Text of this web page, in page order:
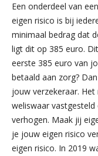
Een onderdeel van
eigen risico is bij
minimaal bedrag dat
ligt dit op 385 euro.
eerste 385 euro van
betaald aan zorg?
jouw verzekeraar.
weliswaar
verhogen. Maak jij
je jouw eigen risico
eigen risico. In 2019